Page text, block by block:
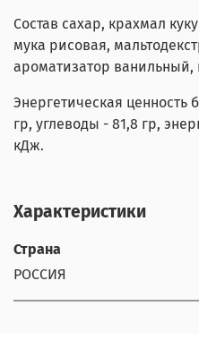
Состав сахар, крахмал
мука рисовая,
ароматизатор
Энергетическая ценность
гр, углеводы - 81,8 гр,
кДж.
Характеристики
Страна
РОССИЯ